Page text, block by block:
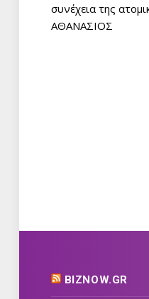
συνέχεια της
ΑΘΑΝΑΣΙΟΣ
BIZNOW.GR